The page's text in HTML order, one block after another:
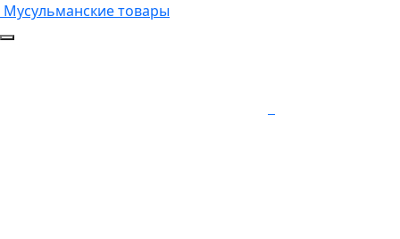
Мусульманские товары